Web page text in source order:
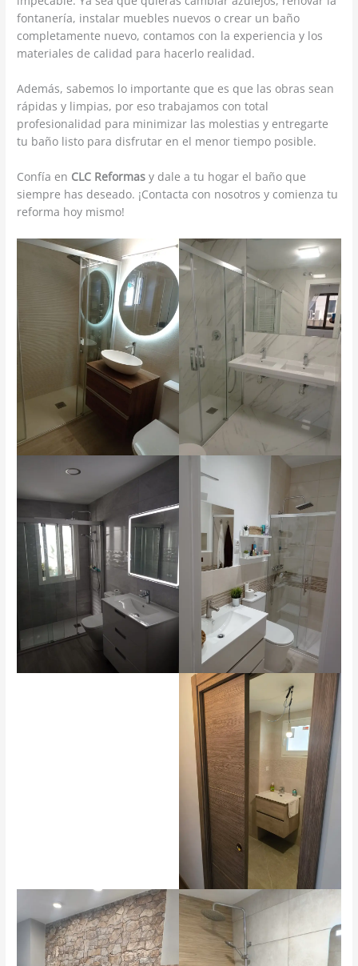
fontanería, instalar muebles nuevos o crear un baño
completamente nuevo, contamos con la experiencia y los
materiales de calidad para hacerlo realidad.
Además, sabemos lo importante que es que las obras sean
rápidas y limpias, por eso trabajamos con total
profesionalidad para minimizar las molestias y entregarte
tu baño listo para disfrutar en el menor tiempo posible.
Confía en CLC Reformas y dale a tu hogar el baño que
siempre has deseado. ¡Contacta con nosotros y comienza tu
reforma hoy mismo!